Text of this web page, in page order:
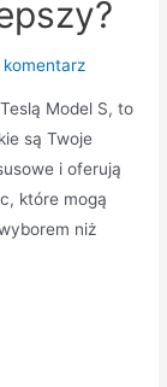
komentarz
Model S, to
są Twoje
i oferują
które mogą
niż